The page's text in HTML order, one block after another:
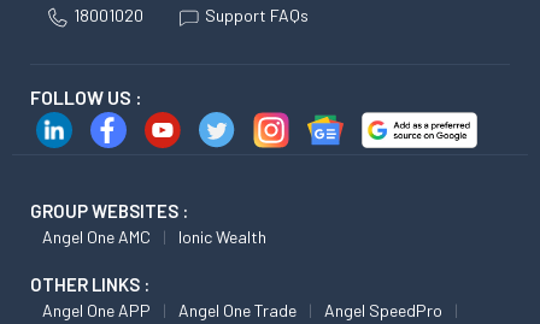
18001020 Support FAQs
FOLLOW US :
GROUP WEBSITES :
Angel One AMC Ionic Wealth
OTHER LINKS :
Angel One APP Angel One Trade
Angel SpeedPro